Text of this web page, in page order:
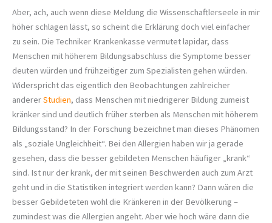
Aber, ach, auch wenn diese Meldung die Wissenschaftlerseele in mir
höher schlagen lässt, so scheint die Erklärung doch viel einfacher
zu sein. Die Techniker Krankenkasse vermutet lapidar, dass
Menschen mit höherem Bildungsabschluss die Symptome besser
deuten würden und frühzeitiger zum Spezialisten gehen würden.
Widerspricht das eigentlich den Beobachtungen zahlreicher
andererStudien, dass Menschen mit niedrigerer Bildung zumeist
kränker sind und deutlich früher sterben als Menschen mit höherem
Bildungsstand? In der Forschung bezeichnet man dieses Phänomen
als „soziale Ungleichheit“. Bei den Allergien haben wir ja gerade
gesehen, dass die besser gebildeten Menschen häufiger „krank“
sind. Ist nur der krank, der mit seinen Beschwerden auch zum Arzt
geht und in die Statistiken integriert werden kann? Dann wären die
besser Gebildeteten wohl die Kränkeren in der Bevölkerung –
zumindest was die Allergien angeht. Aber wie hoch wäre dann die